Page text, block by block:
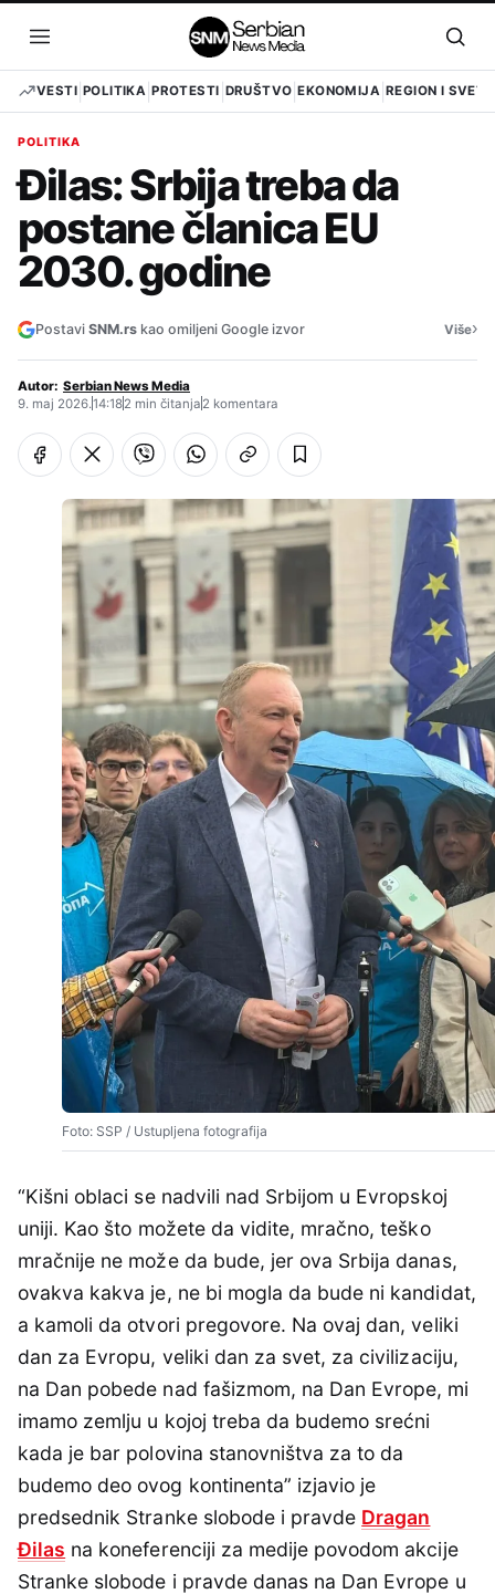
sadržaj
Otvori
meni
VESTI POLITIKA PROTESTI DRUŠTVO EKONOMIJA REGION I SVET
POLITIKA
Đilas: Srbija treba da
postane članica EU
2030. godine
Postavi SNM.rs kao omiljeni Google izvor Više›
Autor: Serbian News Media
9. maj 2026.14:182 min čitanja 2 komentara
Foto: SSP / Ustupljena fotografija
“Kišni oblaci se nadvili nad Srbijom u Evropskoj
uniji. Kao što možete da vidite, mračno, teško
mračnije ne može da bude, jer ova Srbija danas,
ovakva kakva je, ne bi mogla da bude ni kandidat,
a kamoli da otvori pregovore. Na ovaj dan, veliki
dan za Evropu, veliki dan za svet, za civilizaciju,
na Dan pobede nad fašizmom, na Dan Evrope, mi
imamo zemlju u kojoj treba da budemo srećni
kada je bar polovina stanovništva za to da
budemo deo ovog kontinenta” izjavio je
predsednik Stranke slobode i pravde Dragan
Đilas na koneferenciji za medije povodom akcije
Stranke slobode i pravde danas na Dan Evrope u